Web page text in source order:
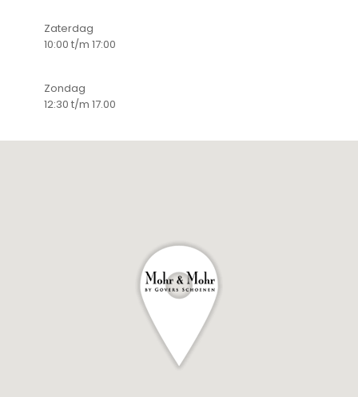
Zaterdag
10:00 t/m 17:00
Zondag
12:30 t/m 17.00